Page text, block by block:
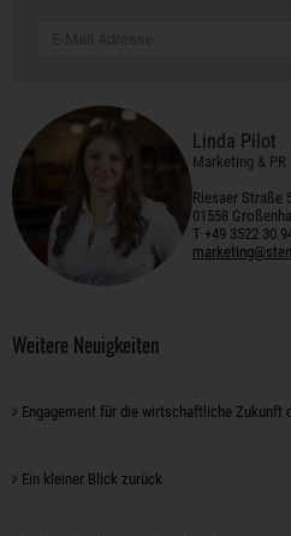
Linda Pilot
Marketing & PR
Riesaer Straße
01558
T +49 3522 30
Weitere Neuigkeiten
Engagement für die wirtschaftliche Zukunft
Ein kleiner Blick zurück